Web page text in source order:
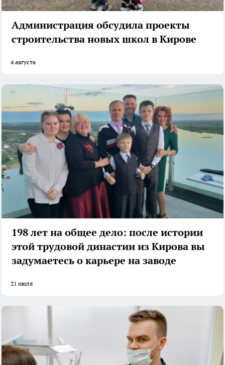
Администрация обсудила проекты
строительства новых школ в Кирове
4 августа
198 лет на общее дело: после истории
этой трудовой династии из Кирова вы
задумаетесь о карьере на заводе
21 июля